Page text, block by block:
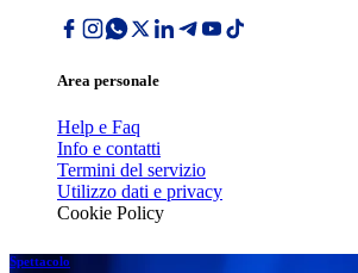
Area personale
Help e Faq
Info e contatti
Termini del servizio
Utilizzo dati e privacy
Cookie Policy
Spettacolo